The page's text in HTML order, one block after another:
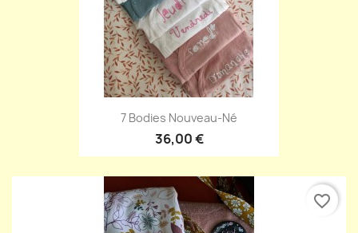
7 Bodies Nouveau-Né
36,00 €
favorite_border